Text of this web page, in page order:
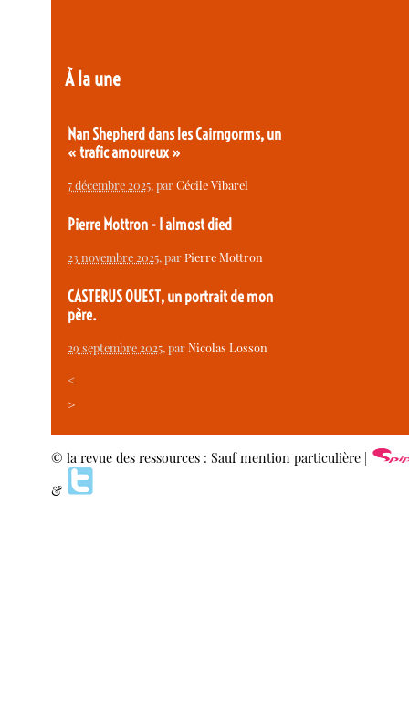
À la une
Nan Shepherd dans les Cairngorms, un
« trafic amoureux »
7 décembre 2025, parCécile Vibarel
Pierre Mottron - I almost died
23 novembre 2025, parPierre Mottron
CASTERUS OUEST, un portrait de mon
père.
29 septembre 2025, parNicolas Losson
<
>
© la revue des ressources : Sauf mention particulière |
&